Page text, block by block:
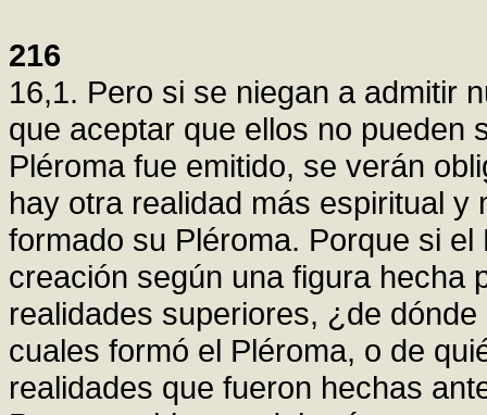
216
16,1. Pero si se niegan a admitir
que aceptar que ellos no pueden
Pléroma fue emitido, se verán
hay otra realidad más espiritual
formado su Pléroma. Porque si
creación según una figura hecha
realidades superiores, ¿de
cuales formó el Pléroma, o de
realidades que fueron hechas